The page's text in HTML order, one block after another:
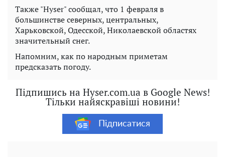
Также "Hyser" сообщал, что 1 февраля в
большинстве северных, центральных,
Харьковской, Одесской, Николаевской областях
значительный снег.
Напомним, как по народным приметам
предсказать погоду.
Підпишись на Hyser.com.ua в Google News!
Тільки найяскравіші новини!
Підписатися